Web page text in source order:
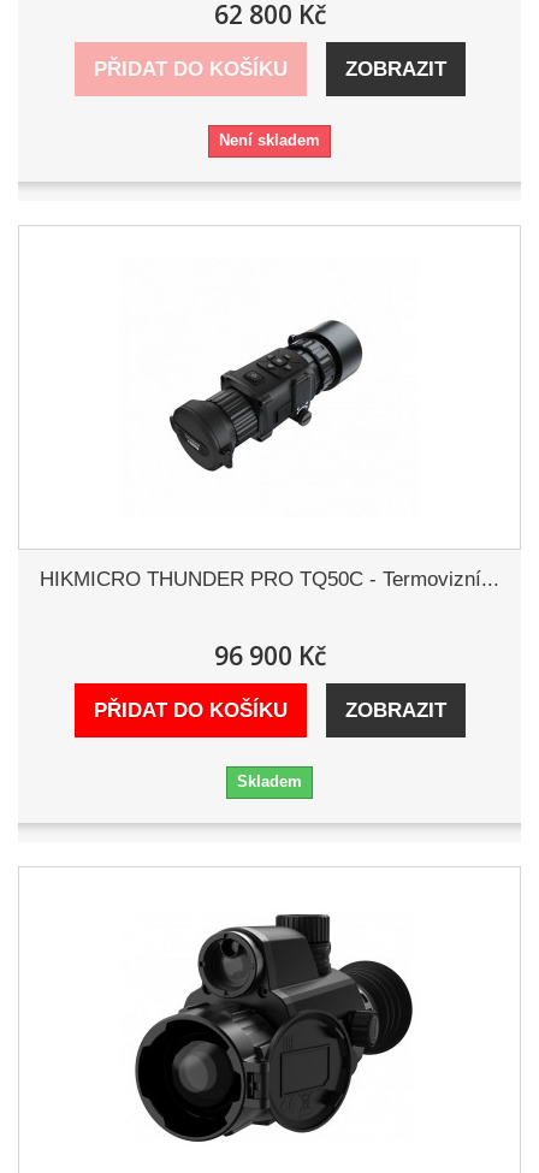
62 800 Kč
PŘIDAT DO KOŠÍKU ZOBRAZIT
Není skladem
HIKMICRO THUNDER PRO TQ50C - Termovizní...
96 900 Kč
PŘIDAT DO KOŠÍKU ZOBRAZIT
Skladem